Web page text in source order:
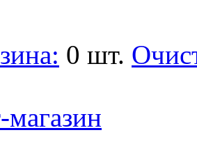
0 шт.